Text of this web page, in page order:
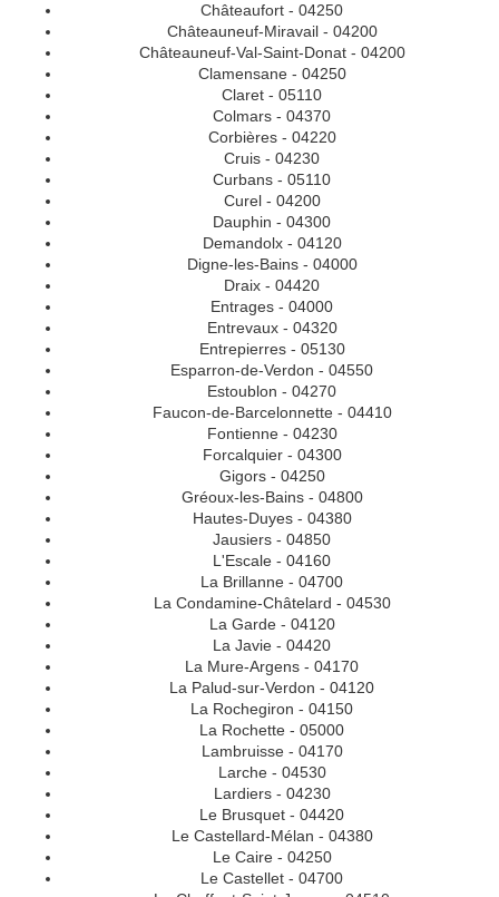
Châteaufort - 04250
Châteauneuf-Miravail - 04200
Châteauneuf-Val-Saint-Donat - 04200
Clamensane - 04250
Claret - 05110
Colmars - 04370
Corbières - 04220
Cruis - 04230
Curbans - 05110
Curel - 04200
Dauphin - 04300
Demandolx - 04120
Digne-les-Bains - 04000
Draix - 04420
Entrages - 04000
Entrevaux - 04320
Entrepierres - 05130
Esparron-de-Verdon - 04550
Estoublon - 04270
Faucon-de-Barcelonnette - 04410
Fontienne - 04230
Forcalquier - 04300
Gigors - 04250
Gréoux-les-Bains - 04800
Hautes-Duyes - 04380
Jausiers - 04850
L'Escale - 04160
La Brillanne - 04700
La Condamine-Châtelard - 04530
La Garde - 04120
La Javie - 04420
La Mure-Argens - 04170
La Palud-sur-Verdon - 04120
La Rochegiron - 04150
La Rochette - 05000
Lambruisse - 04170
Larche - 04530
Lardiers - 04230
Le Brusquet - 04420
Le Castellard-Mélan - 04380
Le Caire - 04250
Le Castellet - 04700